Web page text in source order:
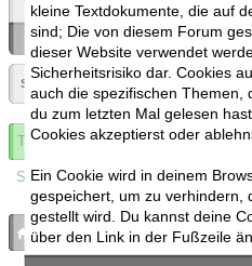
kleine Textdokumente, die auf
sind; Die von diesem Forum
dieser Website verwendet
Sicherheitsrisiko dar. Cookies
auch die spezifischen Themen,
du zum letzten Mal gelesen
Cookies akzeptierst oder
Ein Cookie wird in deinem
gespeichert, um zu verhindern,
gestellt wird. Du kannst deine
über den Link in der Fußzeile
«Ein Thema zurück
Seite:
Thema abonnieren
Spoilers
bronies.de